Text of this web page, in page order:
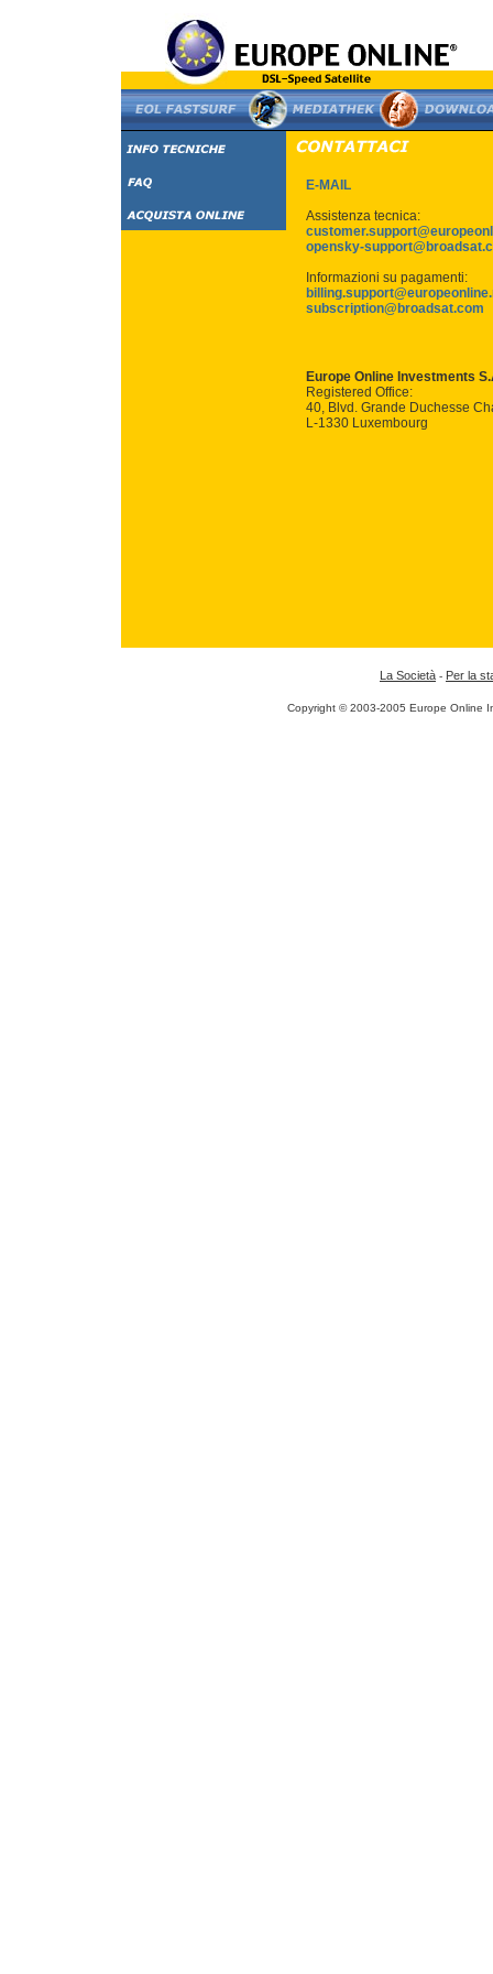
E-MAIL
Assistenza tecnica:
opensky-
Informazioni su pagamenti:
subscription@broadsat.com
Europe Online Investments
Registered Office:
40, Blvd. Grande Duchesse
L-1330 Luxembourg
La Società - Per la
Copyright © 2003-2005 Europe Online